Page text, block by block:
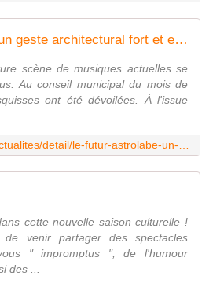
Le futur Astrolabe, un geste architectural fort et emblématique
scène de musiques actuelles se
Au conseil municipal du mois de
ont été dévoilées. À l'issue
cette nouvelle saison culturelle !
de venir partager des spectacles
" impromptus ", de l'humour
des ...